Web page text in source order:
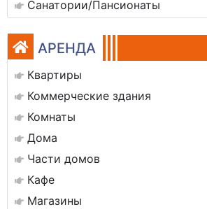
Санатории/Пансионаты
АРЕНДА
Квартиры
Коммерческие здания
Комнаты
Дома
Части домов
Кафе
Магазины